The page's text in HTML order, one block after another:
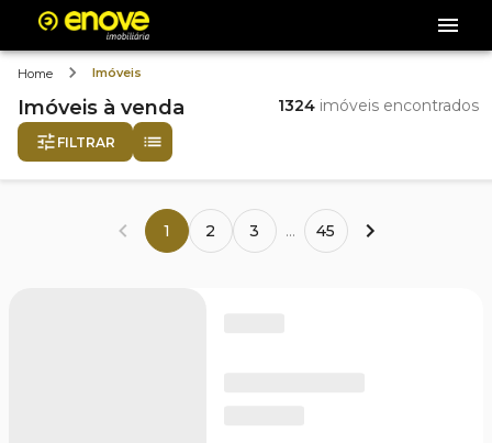
Home Imóveis
Imóveis à venda 1324 imóveis encontrados
FILTRAR
1 2 3 ... 45